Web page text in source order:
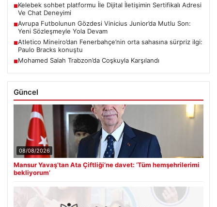
■Kelebek sohbet platformu İle Dijital İletişimin Sertifikalı Adresi
Ve Chat Deneyimi
■Avrupa Futbolunun Gözdesi Vinicius Junior’da Mutlu Son:
Yeni Sözleşmeyle Yola Devam
■Atletico Mineiro’dan Fenerbahçe’nin orta sahasına sürpriz ilgi:
Paulo Bracks konuştu
■Mohamed Salah Trabzon’da Coşkuyla Karşılandı
Güncel
08/08/2026
Mansur Yavaş’tan Ata Çiftliği’ne davet: ‘Tüm hemşehrilerimi
bekliyorum’